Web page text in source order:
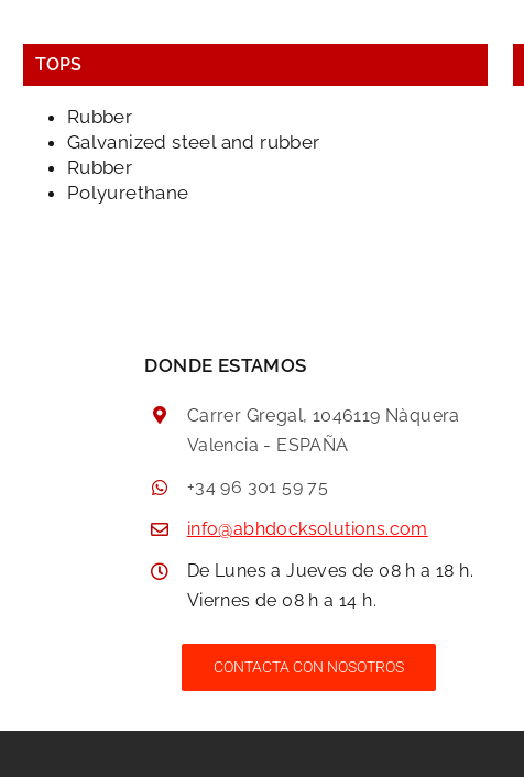
TOPS
Rubber
Galvanized steel and rubber
Rubber
Polyurethane
DONDE ESTAMOS
Carrer Gregal, 1046119 Nàquera
Valencia - ESPAÑA
+34 96 301 59 75
info@abhdocksolutions.com
De Lunes a Jueves de 08 h a 18 h.
Viernes de 08 h a 14 h.
CONTACTA CON NOSOTROS